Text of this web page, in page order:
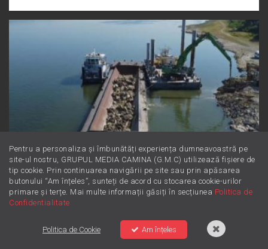
ȘTIRILE ZU
Continuă acțiunile pentru creșterea
nivelului Dunării în zona centralei
de la Cernavodă
Pentru a personaliza și îmbunătăți experiența dumneavoastră pe
site-ul nostru, GRUPUL MEDIA CAMINA (G.M.C) utilizează fișiere de
tip cookie. Prin continuarea navigării pe site sau prin apăsarea
butonului “Am înțeles”, sunteți de acord cu stocarea cookie-urilor
primare și terțe. Mai multe informații găsiți în secțiunea Politica de
Confidentialitate
Politica de Cookie Am înțeles